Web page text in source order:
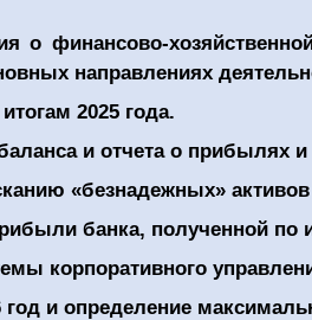
о финансово-
направлениях
2025года.
и отчета о прибылях
«безнадежных» активов
банка, полученной по
корпоративного
и определение